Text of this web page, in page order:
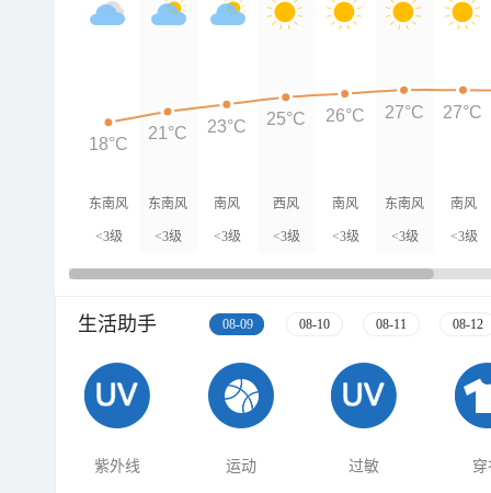
东南风
<3级
东南风
<3级
南风
<3级
西风
<3级
南风
<3级
东南风
<3级
南风
<3级
18°C
21°C 23°C 25°C 26°C 27°C 27°C
生活助手 08-09 08-10 08-11 08-12
紫外线 运动 过敏 穿